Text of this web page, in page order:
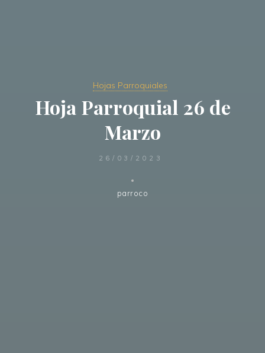
Hojas Parroquiales
Hoja Parroquial 26 de
Marzo
26/03/2023
parroco